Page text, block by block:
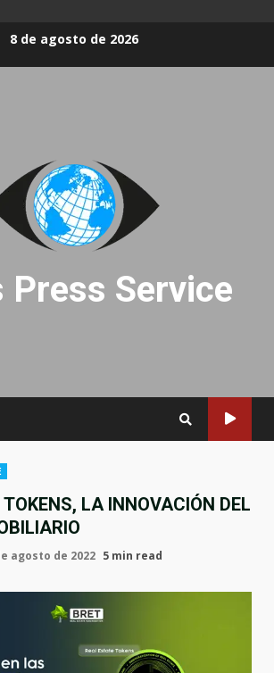
8 de agosto de 2026
Press Service
TOKENS, LA INNOVACIÓN DEL
agosto de 2022 5 min read